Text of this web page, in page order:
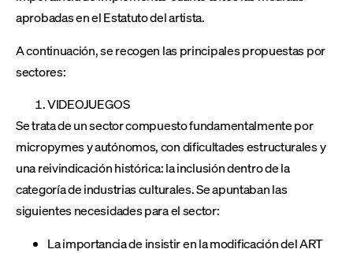
aprobadas en el Estatuto del artista.
A continuación, se recogen las principales propuestas por
sectores:
VIDEOJUEGOS
Se trata de un sector compuesto fundamentalmente por
micropymes y autónomos, con dificultades estructurales y
una reivindicación histórica: la inclusión dentro de la
categoría de industrias culturales. Se apuntaban las
siguientes necesidades para el sector:
La importancia de insistir en la modificación del ART